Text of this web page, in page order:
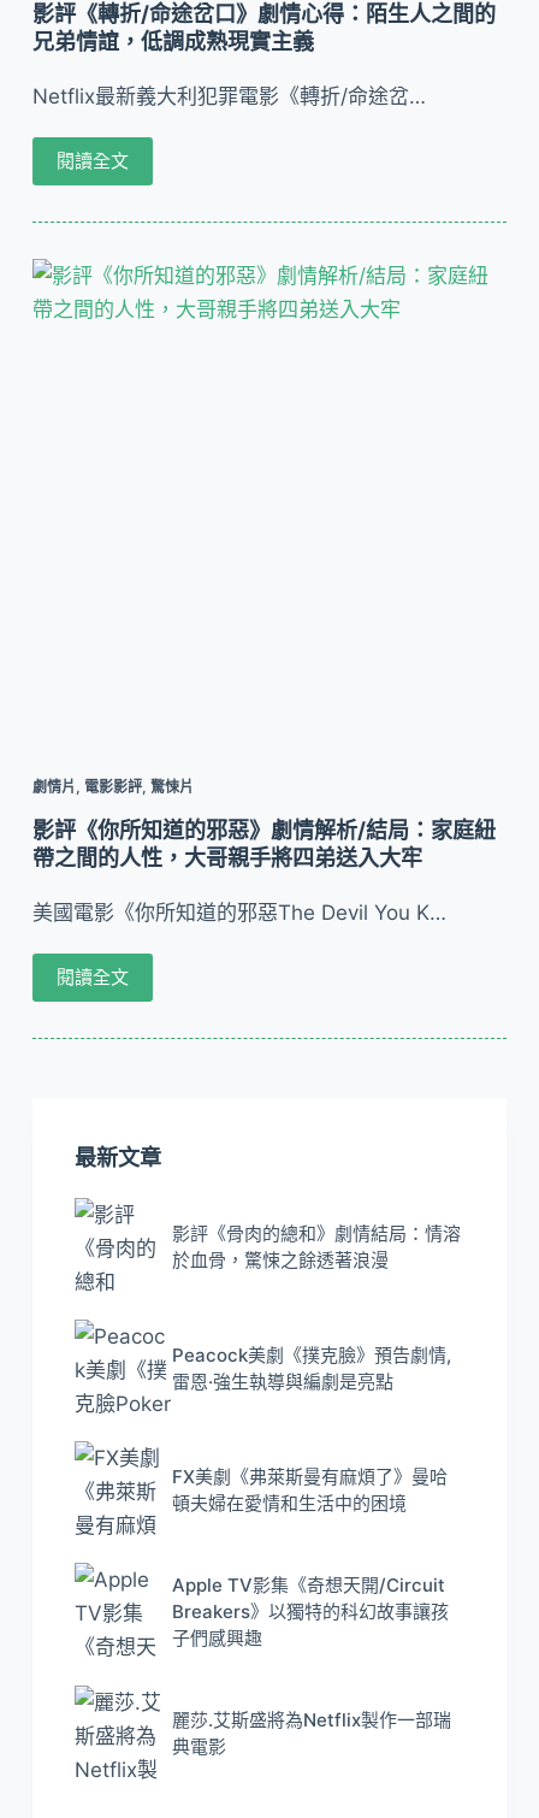
影評《轉折/命途岔口》劇情心得：陌生人之間的
兄弟情誼，低調成熟現實主義
Netflix最新義大利犯罪電影《轉折/命途岔…
閱讀全文
劇情片 , 電影影評, 驚悚片
影評《你所知道的邪惡》劇情解析/結局：家庭紐
帶之間的人性，大哥親手將四弟送入大牢
美國電影《你所知道的邪惡The Devil You K…
閱讀全文
最新文章
影評《骨肉的總和》劇情結局：情溶
於血骨，驚悚之餘透著浪漫
Peacock美劇《撲克臉》預告劇情,
雷恩·強生執導與編劇是亮點
FX美劇《弗萊斯曼有麻煩了》曼哈
頓夫婦在愛情和生活中的困境
Apple TV影集《奇想天開/Circuit
Breakers》以獨特的科幻故事讓孩
子們感興趣
麗莎.艾斯盛將為Netflix製作一部瑞
典電影